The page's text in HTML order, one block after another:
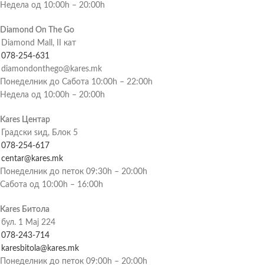
Недела од 10:00h – 20:00h
Diamond On The Go
Diamond Mall, II кат
078-254-631
diamondonthego@kares.mk
Понеделник до Сабота 10:00h – 22:00h
Недела од 10:00h – 20:00h
Kares Центар
Градски ѕид, Блок 5
078-254-617
centar@kares.mk
Понеделник до петок 09:30h – 20:00h
Сабота од 10:00h – 16:00h
Kares Битола
бул. 1 Мај 224
078-243-714
karesbitola@kares.mk
Понеделник до петок 09:00h – 20:00h